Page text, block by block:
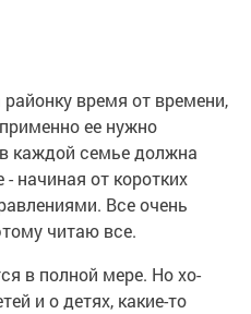
время от времени,
ее нужно
каждой семье должна
начиная от коротких
Все очень
чи­таю все.
в полной мере. Но хо­
и о детях, какие-то